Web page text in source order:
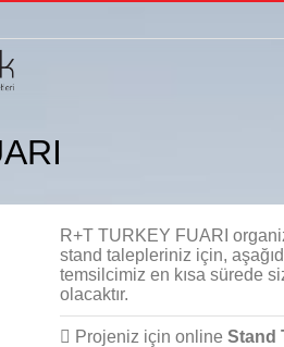
R+T TURKEY FUARI
stand talepleriniz için,
temsilcimiz en kısa sürede
olacaktır.
Projeniz için online Stand